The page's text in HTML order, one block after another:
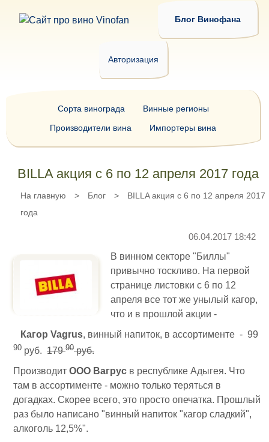
Блог Винофана
Авторизация
BILLA акция с 6 по 12 апреля 2017 года
На главную > Блог >
BILLA акция с 6 по 12 апреля 2017
года
06.04.2017 18:42
В винном секторе "Биллы"
привычно тоскливо. На первой
странице листовки с 6 по 12
апреля все тот же унылый кагор,
что и в прошлой акции -
Кагор Vagrus, винный напиток, в ассортименте - 99
90 руб. 17990руб.
Производит ООО Вагрус в республике Адыгея. Что
там в ассортименте - можно только теряться в
догадках. Скорее всего, это просто опечатка. Прошлый
раз было написано "винный напиток "кагор сладкий",
алкоголь 12,5%".
Сорта винограда
Винные регионы
Производители вина
Импортеры вина